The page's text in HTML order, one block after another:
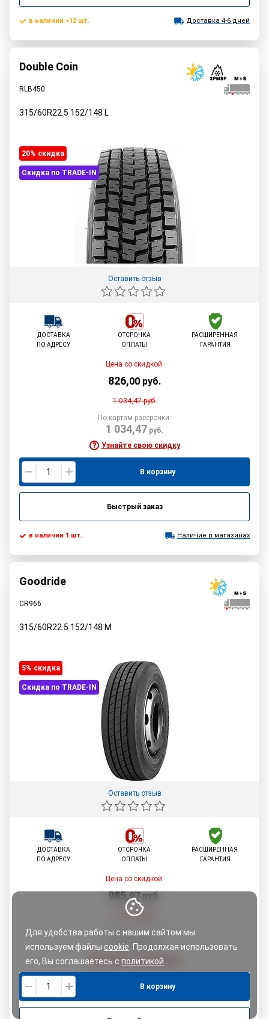
Для удобства работы с нашим сайтом мы
используем файлы cookie . Продолжая использовать
его, Вы соглашаетесь с политикой
конфиденциальности.
Понятно
в наличии >12 шт. Доставка 4-6 дней
Double Coin
RLB450
315/60R22.5 152/148 L
20% cкидка
Скидка по TRADE-IN
Оставить отзыв
ДОСТАВКА
ПО АДРЕСУ
ОТСРОЧКА
ОПЛАТЫ
РАСШИРЕННАЯ
ГАРАНТИЯ
Цена со скидкой:
826,00 руб.
1 034,47руб.
По картам рассрочки:
1 034,47 руб.
Узнайте свою скидку
В корзину
Быстрый заказ
в наличии 1 шт. Наличие в магазинах
Goodride
CR966
315/60R22.5 152/148 M
5% cкидка
Скидка по TRADE-IN
Оставить отзыв
ДОСТАВКА
ПО АДРЕСУ
ОТСРОЧКА
ОПЛАТЫ
РАСШИРЕННАЯ
ГАРАНТИЯ
Цена со скидкой:
985,97 руб.
1 037,83руб.
По картам рассрочки:
1 037,83руб.
Узнайте свою скидку
В корзину